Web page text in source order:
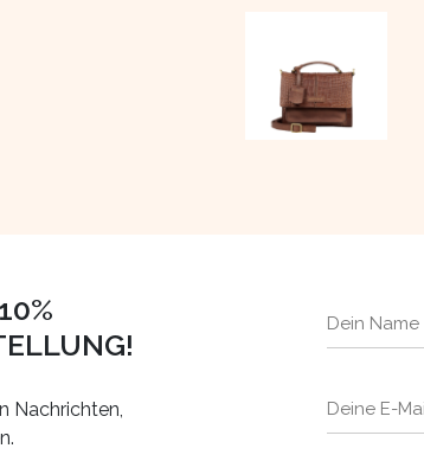
Nachrichten,